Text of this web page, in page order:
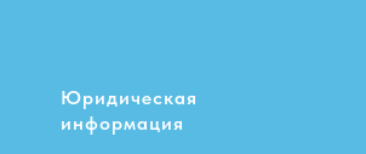
Юридическая
информация